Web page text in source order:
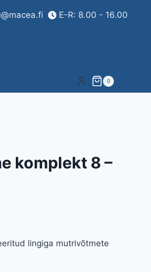
E-R: 8.00 - 16.00
0
komplekt 8 –
lingiga mutrivõtmete